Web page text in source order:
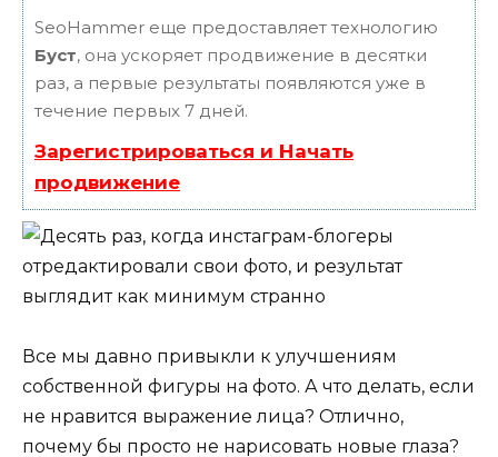
SeoHammer еще предоставляет технологию
Буст, она ускоряет продвижение в десятки
раз, а первые результаты появляются уже в
течение первых 7 дней.
Зарегистрироваться и Начать
продвижение
Все мы давно привыкли к улучшениям
собственной фигуры на фото. А что делать, если
не нравится выражение лица? Отлично,
почему бы просто не нарисовать новые глаза?